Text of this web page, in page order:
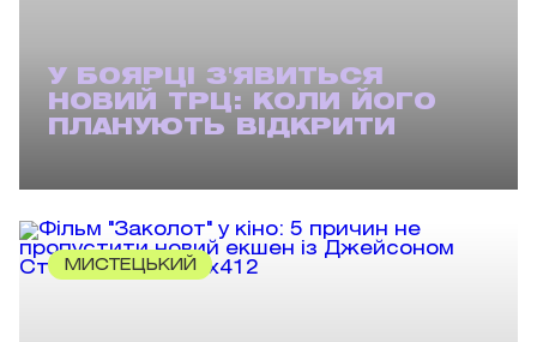
У БОЯРЦІ З'ЯВИТЬСЯ
НОВИЙ ТРЦ: КОЛИ ЙОГО
ПЛАНУЮТЬ ВІДКРИТИ
МИСТЕЦЬКИЙ